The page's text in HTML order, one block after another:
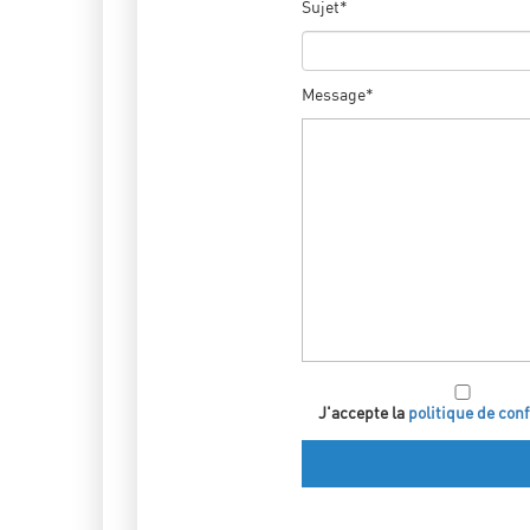
Sujet*
Message*
J'accepte la politique de